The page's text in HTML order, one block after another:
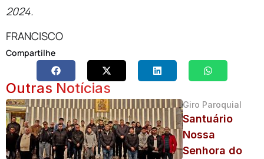
2024.
FRANCISCO
Compartilhe
Outras Notícias
Giro Paroquial
Santuário
Nossa
Senhora do